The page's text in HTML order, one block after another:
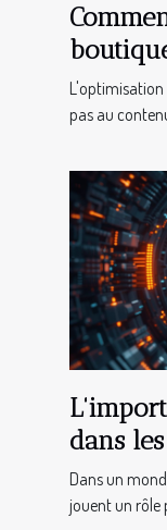
Twitter
L'optimisation
pas au
dans
Dans un
jouent un rôle